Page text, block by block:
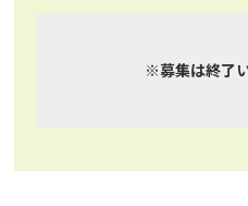
※募集は終了